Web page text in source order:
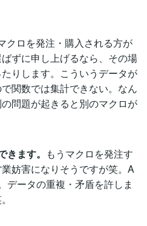
クロを発注・購入される方が
ずに申し上げるなら、その場
りします。こういうデータが
関数では集計できない。なん
問題が起きると別のマクロが
ます。 もうマクロを発注す
妨害になりそうですが笑。A
データの重複・矛盾を許しま